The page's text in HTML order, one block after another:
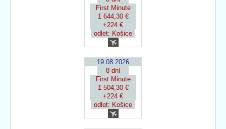
First Minute
1 644,30 €
+224 €
odlet: Košice
19.08.2026
8 dní
First Minute
1 504,30 €
+224 €
odlet: Košice